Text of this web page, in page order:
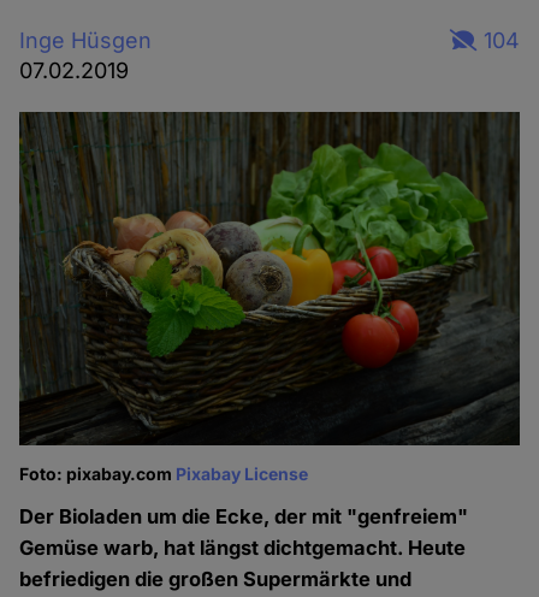
Inge Hüsgen
07.02.2019
104
Foto: pixabay.com Pixabay License
Der Bioladen um die Ecke, der mit "genfreiem"
Gemüse warb, hat längst dichtgemacht. Heute
befriedigen die großen Supermärkte und